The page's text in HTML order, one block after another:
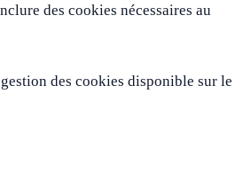
des cookies nécessaires au
des cookies disponible sur le